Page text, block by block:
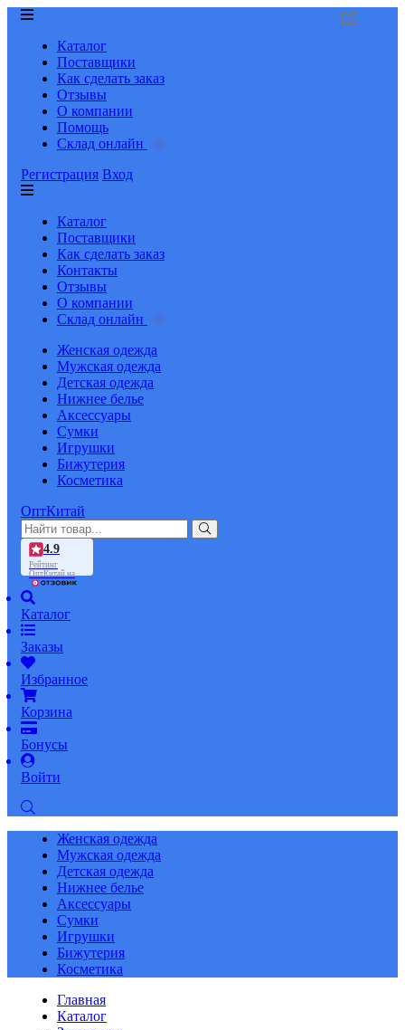
Каталог
Поставщики
Как сделать заказ
Отзывы
О компании
Помощь
Склад онлайн
Регистрация Вход
Каталог
Поставщики
Как сделать заказ
Контакты
Отзывы
О компании
Склад онлайн
Женская одежда
Мужская одежда
Детская одежда
Нижнее белье
Аксессуары
Сумки
Игрушки
Бижутерия
Косметика
ОптКитай
4.9
Рейтинг
ОптКитай на
Каталог
Заказы
Избранное
Корзина
Бонусы
Войти
Женская одежда
Мужская одежда
Детская одежда
Нижнее белье
Аксессуары
Сумки
Игрушки
Бижутерия
Косметика
Главная
Каталог